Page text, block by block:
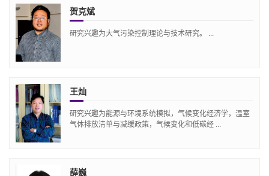
贺克斌
研究兴趣为大气污染控制理论与技术研究。 ...
王灿
研究兴趣为能源与环境系统模拟，气候变化经济学，温室
气体排放清单与减缓政策，气候变化和低碳经 ...
薛巍